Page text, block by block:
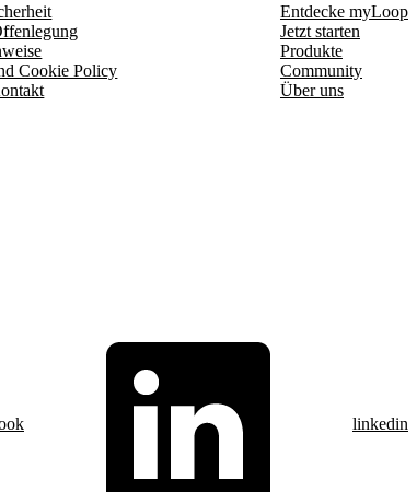
Cookie Policy
Entdecke myLoop
Jetzt starten
Produkte
Community
Über uns
linkedin